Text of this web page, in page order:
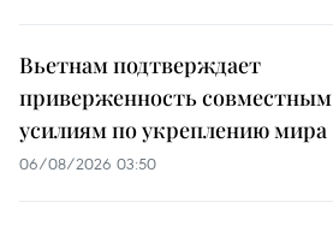
Вьетнам подтверждает
приверженность совместным
усилиям по укреплению мира
06/08/2026 03:50